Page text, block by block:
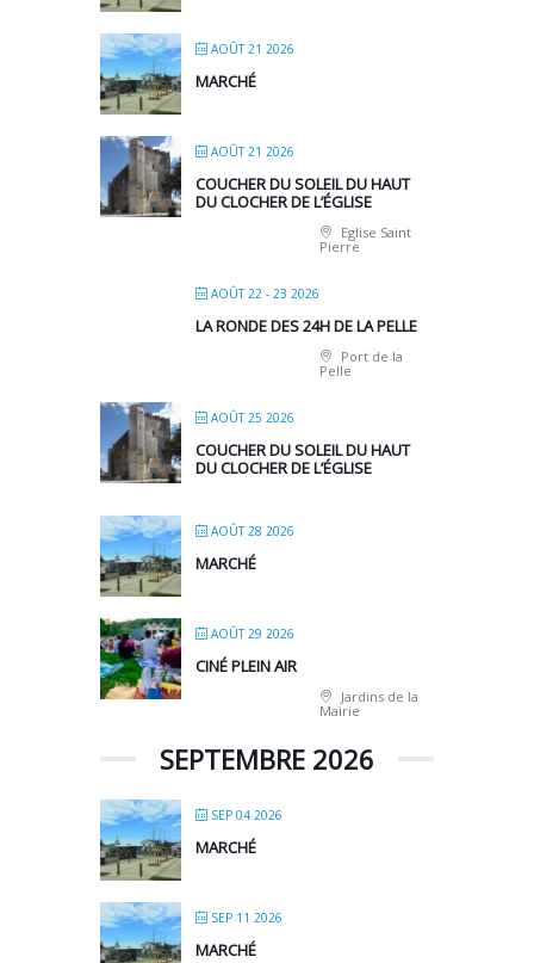
AOÛT 21 2026
MARCHÉ
AOÛT 21 2026
COUCHER DU SOLEIL DU HAUT
DU CLOCHER DE L’ÉGLISE
Eglise Saint
Pierre
AOÛT 22 - 23 2026
LA RONDE DES 24H DE LA PELLE
Port de la
Pelle
AOÛT 25 2026
COUCHER DU SOLEIL DU HAUT
DU CLOCHER DE L’ÉGLISE
AOÛT 28 2026
MARCHÉ
AOÛT 29 2026
CINÉ PLEIN AIR
Jardins de la
Mairie
SEPTEMBRE 2026
SEP 04 2026
MARCHÉ
SEP 11 2026
MARCHÉ